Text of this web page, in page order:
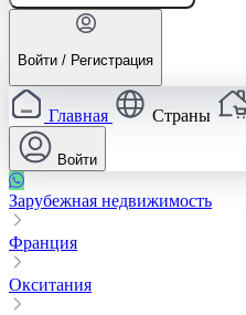
Войти / Регистрация
Главная Страны
Войти
Зарубежная недвижимость
Франция
Окситания